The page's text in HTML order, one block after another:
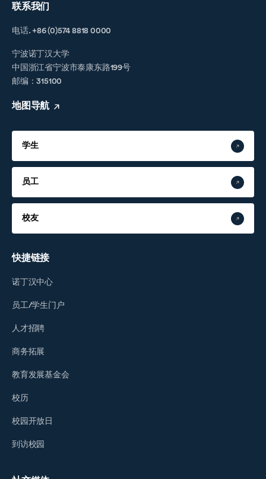
联系我们
电话. +86 (0)574 8818 0000
宁波诺丁汉大学
中国浙江省宁波市泰康东路199号
邮编：315100
地图导航
学生
员工
校友
快捷链接
诺丁汉中心
员工/学生门户
人才招聘
商务拓展
教育发展基金会
校历
校园开放日
到访校园